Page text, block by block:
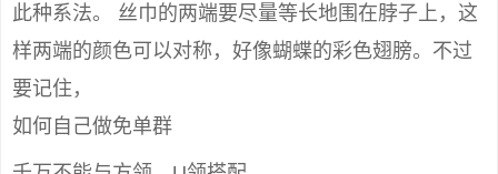
此种系法。 丝巾的两端要尽量等长地围在脖子上，这
样两端的颜色可以对称，好像蝴蝶的彩色翅膀。不过
要记住，
如何自己做免单群